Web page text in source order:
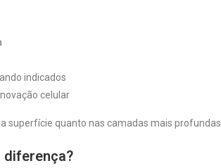
indicados
celular
superfície quanto nas camadas mais profundas.
diferença?